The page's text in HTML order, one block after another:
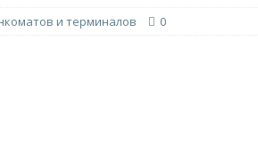
и терминалов 0